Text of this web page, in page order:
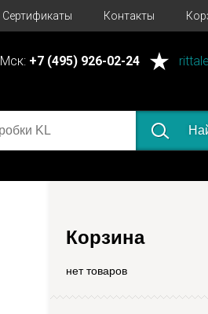
Сертификаты Контакты
Мск: +7 (495) 926-02-24
Корзина
нет товаров